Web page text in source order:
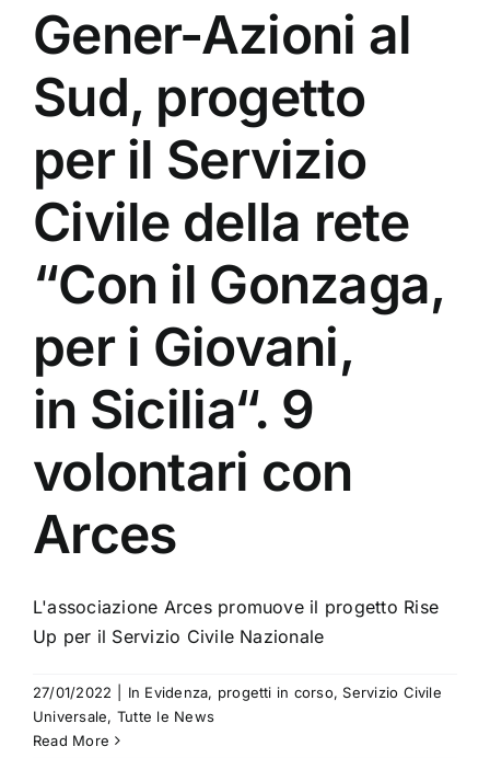
Gener-Azioni al
Sud, progetto
per il Servizio
Civile della rete
“Con il Gonzaga,
per i Giovani,
in Sicilia“. 9
volontari con
Arces
L'associazione Arces promuove il progetto Rise
Up per il Servizio Civile Nazionale
27/01/2022 In Evidenza, progetti in corso,Servizio Civile
Universale, Tutte le News
Read More